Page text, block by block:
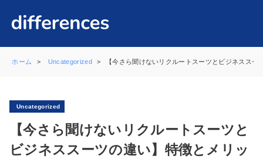
ホーム Uncategorized 【今さら聞けないリクルートスーツとビジネスス
Uncategorized
【今さら聞けないリクルートスーツと
ビジネススーツの違い】特徴とメリッ